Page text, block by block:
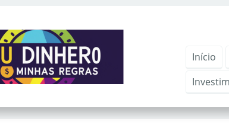
Início